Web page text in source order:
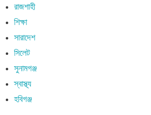
রাজশাহী
শিক্ষা
সারাদেশ
সিলেট
সুনামগঞ্জ
স্বাস্থ্য
হবিগঞ্জ